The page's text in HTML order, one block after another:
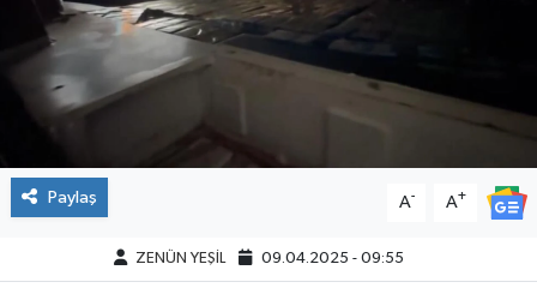
Paylaş A- A+
ZENÜN YEŞİL 09.04.2025 - 09:55